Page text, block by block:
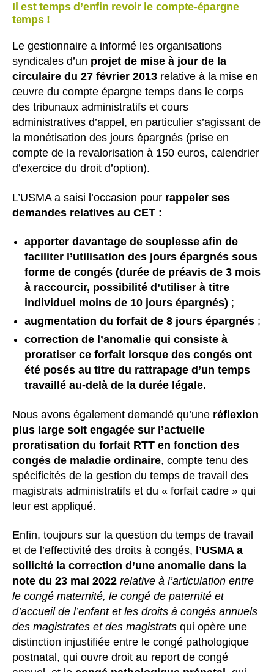
Il est temps d’enfin revoir le compte-épargne
temps !
Le gestionnaire a informé les organisations
syndicales d’un projet de mise à jour de la
circulaire du 27 février 2013 relative à la mise en
œuvre du compte épargne temps dans le corps
des tribunaux administratifs et cours
administratives d’appel, en particulier s’agissant de
la monétisation des jours épargnés (prise en
compte de la revalorisation à 150 euros, calendrier
d’exercice du droit d’option).
L’USMA a saisi l’occasion pour rappeler ses
demandes relatives au CET :
apporter davantage de souplesse afin de
faciliter l’utilisation des jours épargnés sous
forme de congés (durée de préavis de 3 mois
à raccourcir, possibilité d’utiliser à titre
individuel moins de 10 jours épargnés) ;
augmentation du forfait de 8 jours épargnés ;
correction de l’anomalie qui consiste à
proratiser ce forfait lorsque des congés ont
été posés au titre du rattrapage d’un temps
travaillé au-delà de la durée légale.
Nous avons également demandé qu’une réflexion
plus large soit engagée sur l’actuelle
proratisation du forfait RTT en fonction des
congés de maladie ordinaire, compte tenu des
spécificités de la gestion du temps de travail des
magistrats administratifs et du « forfait cadre » qui
leur est appliqué.
Enfin, toujours sur la question du temps de travail
et de l’effectivité des droits à congés, l’USMA a
sollicité la correction d’une anomalie dans la
note du 23 mai 2022 relative à l’articulation entre
le congé maternité, le congé de paternité et
d’accueil de l’enfant et les droits à congés annuels
des magistrates et des magistrats qui opère une
distinction injustifiée entre le congé pathologique
postnatal, qui ouvre droit au report de congé